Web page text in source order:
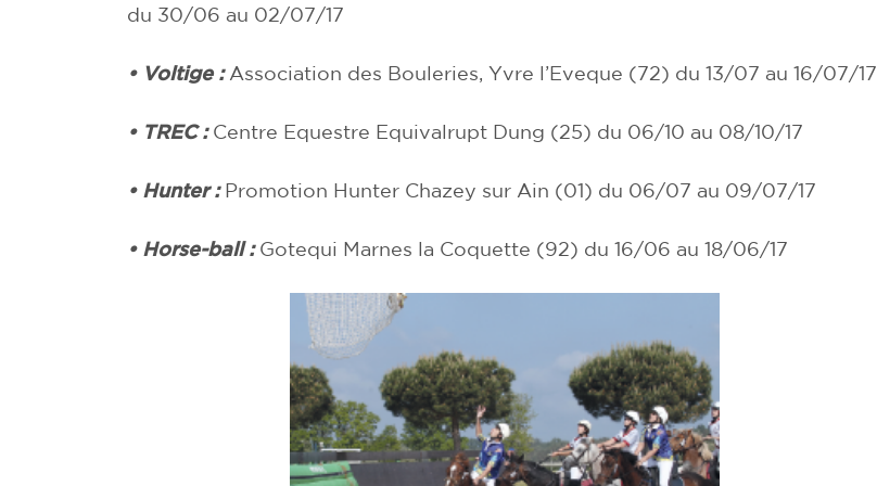
du 30/06 au 02/07/17
• Voltige : Association des Bouleries, Yvre l’Eveque (72) du 13/07 au 16/07/17
• TREC : Centre Equestre Equivalrupt Dung (25) du 06/10 au 08/10/17
• Hunter : Promotion Hunter Chazey sur Ain (01) du 06/07 au 09/07/17
• Horse-ball : Gotequi Marnes la Coquette (92) du 16/06 au 18/06/17